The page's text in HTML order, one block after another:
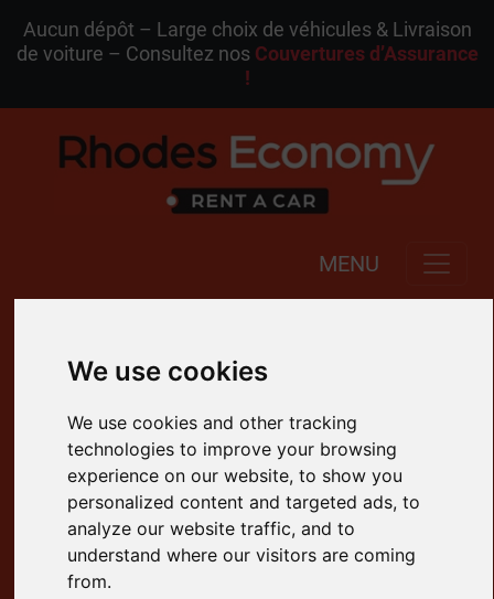
Aucun dépôt – Large choix de véhicules & Livraison
de voiture – Consultez nos Couvertures d’Assurance
!
MENU
Aucun Dépôt Requis
Sans Carte de Crédit
Paiement à l’Arrivée
FDW Inclus
4.8 Note Google
Lieu de Livraison
We use cookies
We use cookies and other tracking
technologies to improve your browsing
experience on our website, to show you
personalized content and targeted ads, to
analyze our website traffic, and to
understand where our visitors are coming
from.